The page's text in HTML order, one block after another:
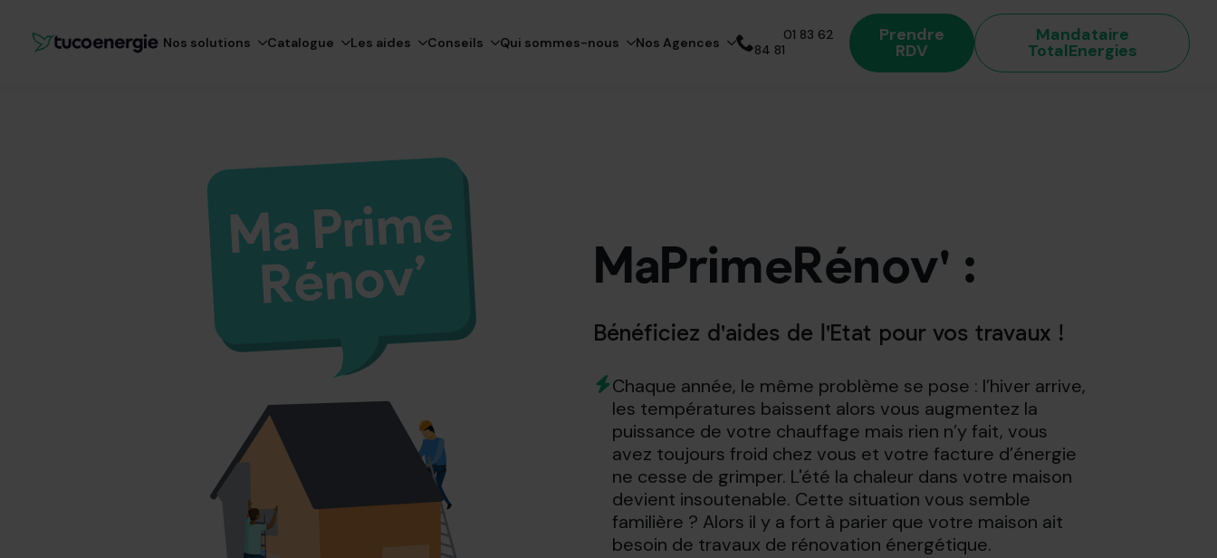
Nos solutions Catalogue Les aides Conseils Qui sommes-nous Nos Agences
01 83 62
84 81
Prendre
RDV
Mandataire
TotalEnergies
MaPrimeRénov' :
Bénéficiez d'aides de l'Etat pour vos travaux !
Chaque année, le même problème se pose : l’hiver arrive,
les températures baissent alors vous augmentez la
puissance de votre chauffage mais rien n’y fait, vous
avez toujours froid chez vous et votre facture d’énergie
ne cesse de grimper. L'été la chaleur dans votre maison
devient insoutenable. Cette situation vous semble
familière ? Alors il y a fort à parier que votre maison ait
besoin de travaux de rénovation énergétique.